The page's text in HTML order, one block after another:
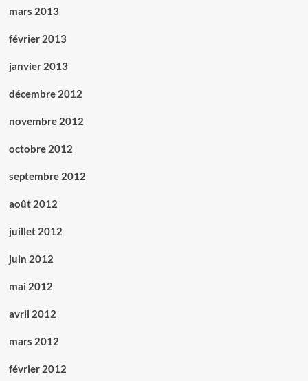
mars 2013
février 2013
janvier 2013
décembre 2012
novembre 2012
octobre 2012
septembre 2012
août 2012
juillet 2012
juin 2012
mai 2012
avril 2012
mars 2012
février 2012